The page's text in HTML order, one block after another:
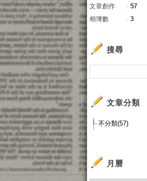
文章創作
： 57
相簿數
： 3
搜尋
文章分類
不分類(57)
月曆